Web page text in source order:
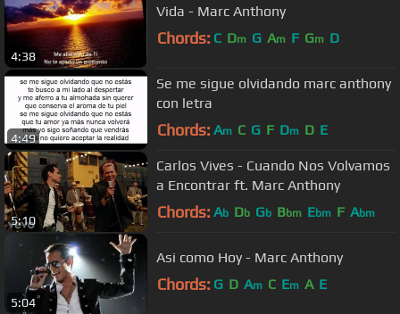
4:38
Vida - Marc Anthony
Chords: C Dm G Am F Gm D
4:49
Se me sigue olvidando marc anthony
con letra
Chords: Am C G F Dm D E
5:10
Carlos Vives - Cuando Nos Volvamos
a Encontrar ft. Marc Anthony
Chords: Ab Db Gb Bbm Ebm F Abm
5:04
Asi como Hoy - Marc Anthony
Chords: G D Am C Em A E